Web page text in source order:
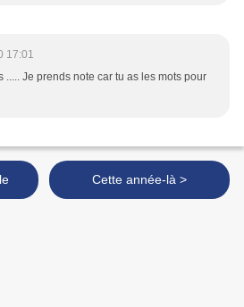
17:01
..... Je prends note car tu as les mots pour
Cette année-là >